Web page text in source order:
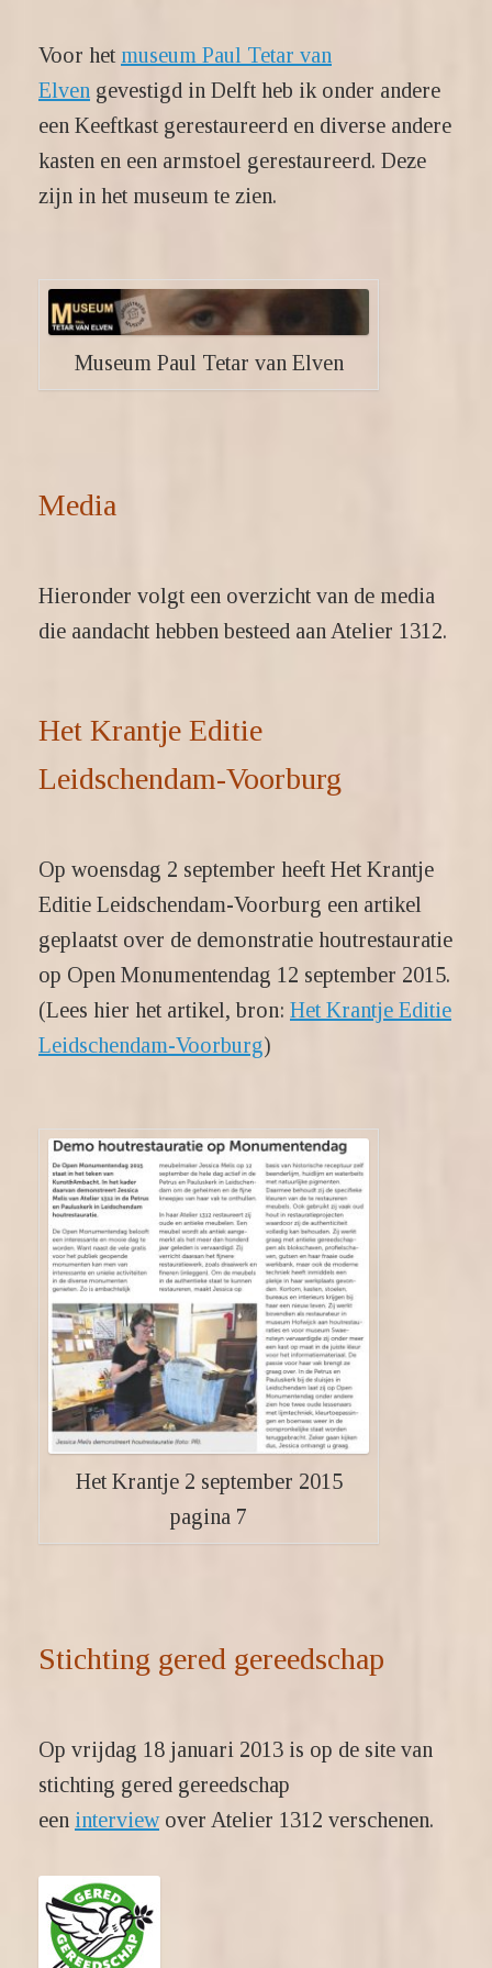
Voor het museum Paul Tetar van
Elven gevestigd in Delft heb ik onder andere
een Keeftkast gerestaureerd en diverse andere
kasten en een armstoel gerestaureerd. Deze
zijn in het museum te zien.
Museum Paul Tetar van Elven
Media
Hieronder volgt een overzicht van de media
die aandacht hebben besteed aan Atelier 1312.
Het Krantje Editie
Leidschendam-Voorburg
Op woensdag 2 september heeft Het Krantje
Editie Leidschendam-Voorburg een artikel
geplaatst over de demonstratie houtrestauratie
op Open Monumentendag 12 september 2015.
(Lees hier het artikel, bron: Het Krantje Editie
Leidschendam-Voorburg)
Het Krantje 2 september 2015
pagina 7
Stichting gered gereedschap
Op vrijdag 18 januari 2013 is op de site van
stichting gered gereedschap
een interviewover Atelier 1312 verschenen.